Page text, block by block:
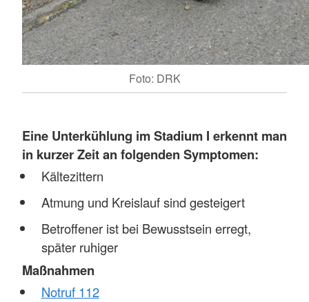
Foto: DRK
Eine Unterkühlung im Stadium I erkennt man
in kurzer Zeit an folgenden Symptomen:
Kältezittern
Atmung und Kreislauf sind gesteigert
Betroffener ist bei Bewusstsein erregt,
später ruhiger
Maßnahmen
Notruf 112